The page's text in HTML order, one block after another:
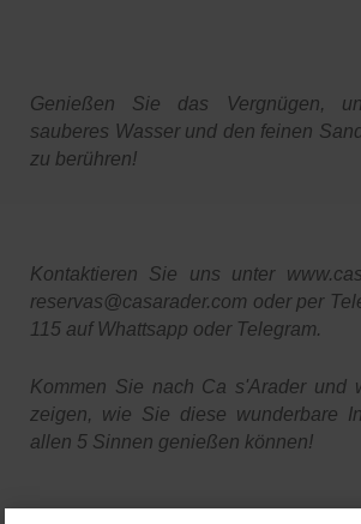
Genießen Sie das Vergnügen,
sauberes Wasser und den feinen
zu berühren!
Kontaktieren Sie uns unter
reservas@casarader.com oder per
115 auf Whattsapp oder Telegram.
Kommen Sie nach Ca s'Arader und
zeigen, wie Sie diese wunderbare
allen 5 Sinnen genießen können!